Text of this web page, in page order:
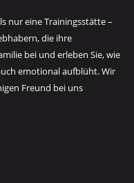
nur eine Trainingsstätte –
die ihre
bei und erleben Sie, wie
emotional aufblüht. Wir
Freund bei uns